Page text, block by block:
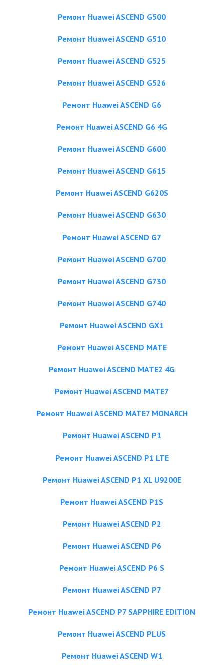
Ремонт Huawei ASCEND G500
Ремонт Huawei ASCEND G510
Ремонт Huawei ASCEND G525
Ремонт Huawei ASCEND G526
Ремонт Huawei ASCEND G6
Ремонт Huawei ASCEND G6 4G
Ремонт Huawei ASCEND G600
Ремонт Huawei ASCEND G615
Ремонт Huawei ASCEND G620S
Ремонт Huawei ASCEND G630
Ремонт Huawei ASCEND G7
Ремонт Huawei ASCEND G700
Ремонт Huawei ASCEND G730
Ремонт Huawei ASCEND G740
Ремонт Huawei ASCEND GX1
Ремонт Huawei ASCEND MATE
Ремонт Huawei ASCEND MATE2 4G
Ремонт Huawei ASCEND MATE7
Ремонт Huawei ASCEND MATE7 MONARCH
Ремонт Huawei ASCEND P1
Ремонт Huawei ASCEND P1 LTE
Ремонт Huawei ASCEND P1 XL U9200E
Ремонт Huawei ASCEND P1S
Ремонт Huawei ASCEND P2
Ремонт Huawei ASCEND P6
Ремонт Huawei ASCEND P6 S
Ремонт Huawei ASCEND P7
Ремонт Huawei ASCEND P7 SAPPHIRE EDITION
Ремонт Huawei ASCEND PLUS
Ремонт Huawei ASCEND W1